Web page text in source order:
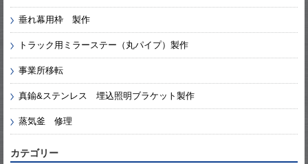
垂れ幕用枠 製作
トラック用ミラーステー（丸パイプ）製作
事業所移転
真鍮&ステンレス 埋込照明ブラケット製作
蒸気釜 修理
カテゴリー